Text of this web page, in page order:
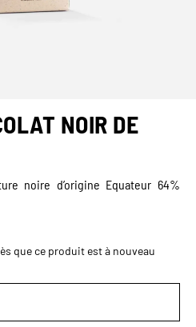
NOIR DE
noire d’origine Equateur 64%
que ce produit est à nouveau